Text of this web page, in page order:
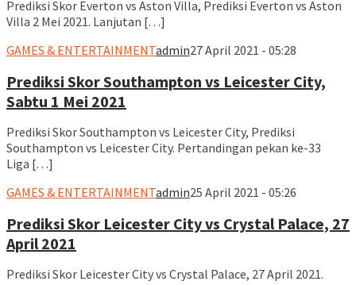
Prediksi Skor Everton vs Aston Villa, Prediksi Everton vs Aston
Villa 2 Mei 2021. Lanjutan […]
GAMES & ENTERTAINMENTadmin27 April 2021 - 05:28
Prediksi Skor Southampton vs Leicester City,
Sabtu 1 Mei 2021
Prediksi Skor Southampton vs Leicester City, Prediksi
Southampton vs Leicester City. Pertandingan pekan ke-33
Liga […]
GAMES & ENTERTAINMENTadmin25 April 2021 - 05:26
Prediksi Skor Leicester City vs Crystal Palace, 27
April 2021
Prediksi Skor Leicester City vs Crystal Palace, 27 April 2021.